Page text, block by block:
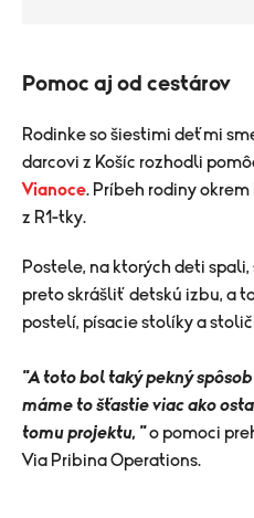
Pomoc aj od cestárov
Rodinke so šiestimi deťmi
darcovi z Košíc rozhodli
Vianoce. Príbeh rodiny
z R1-tky.
Postele, na ktorých deti
preto skrášliť detskú izbu, a
postelí, písacie stolíky a
"A toto bol taký pekný
máme to šťastie viac ako
tomu projektu, "o pomoci
Via Pribina Operations.